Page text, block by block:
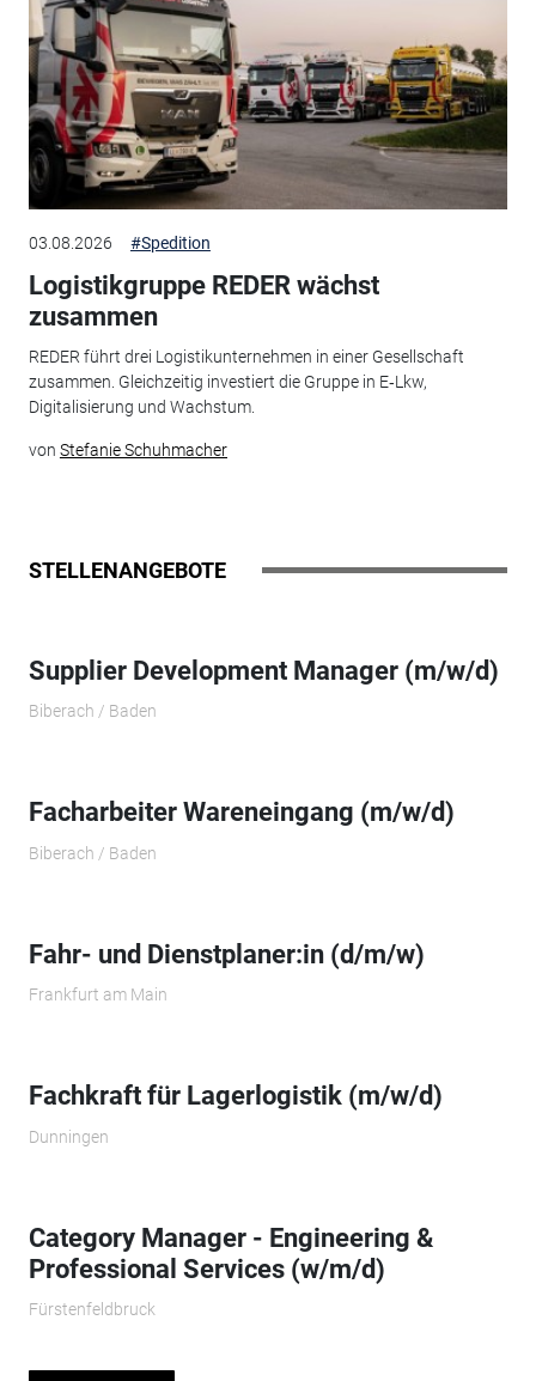
03.08.2026 #Spedition
Logistikgruppe REDER wächst
zusammen
REDER führt drei Logistikunternehmen in einer Gesellschaft
zusammen. Gleichzeitig investiert die Gruppe in E‑Lkw,
Digitalisierung und Wachstum.
von Stefanie Schuhmacher
STELLENANGEBOTE
Supplier Development Manager (m/w/d)
Biberach / Baden
Facharbeiter Wareneingang (m/w/d)
Biberach / Baden
Fahr- und Dienstplaner:in (d/m/w)
Frankfurt am Main
Fachkraft für Lagerlogistik (m/w/d)
Dunningen
Category Manager - Engineering &
Professional Services (w/m/d)
Fürstenfeldbruck